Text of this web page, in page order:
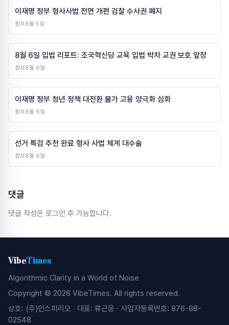
이재명 정부 형사사법 전면 개편 검찰 수사권 폐지
정치 8월 5일
8월 6일 입법 리포트: 조국혁신당 교육 입법 박차 교권 보호 앞장
정치 8월 6일
이재명 정부 청년 정책 대전환 물가 고용 양극화 심화
정치 8월 6일
선거 특검 추천 완료 형사 사법 체계 대수술
정치 8월 6일
댓글
댓글 작성은 로그인 후 가능합니다.
VibeTimes
Algorithmic Clarity in a World of Noise
Copyright © 2026 VibeTimes. All rights reserved.
상호: (주)인스피리오 · 대표: 류근웅 · 사업자등록번호: 876-88-
02548